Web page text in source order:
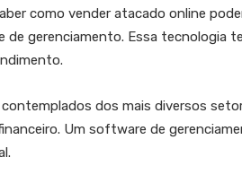
como vender atacado online
gerenciamento. Essa tecnologia
dos mais diversos
Um software de